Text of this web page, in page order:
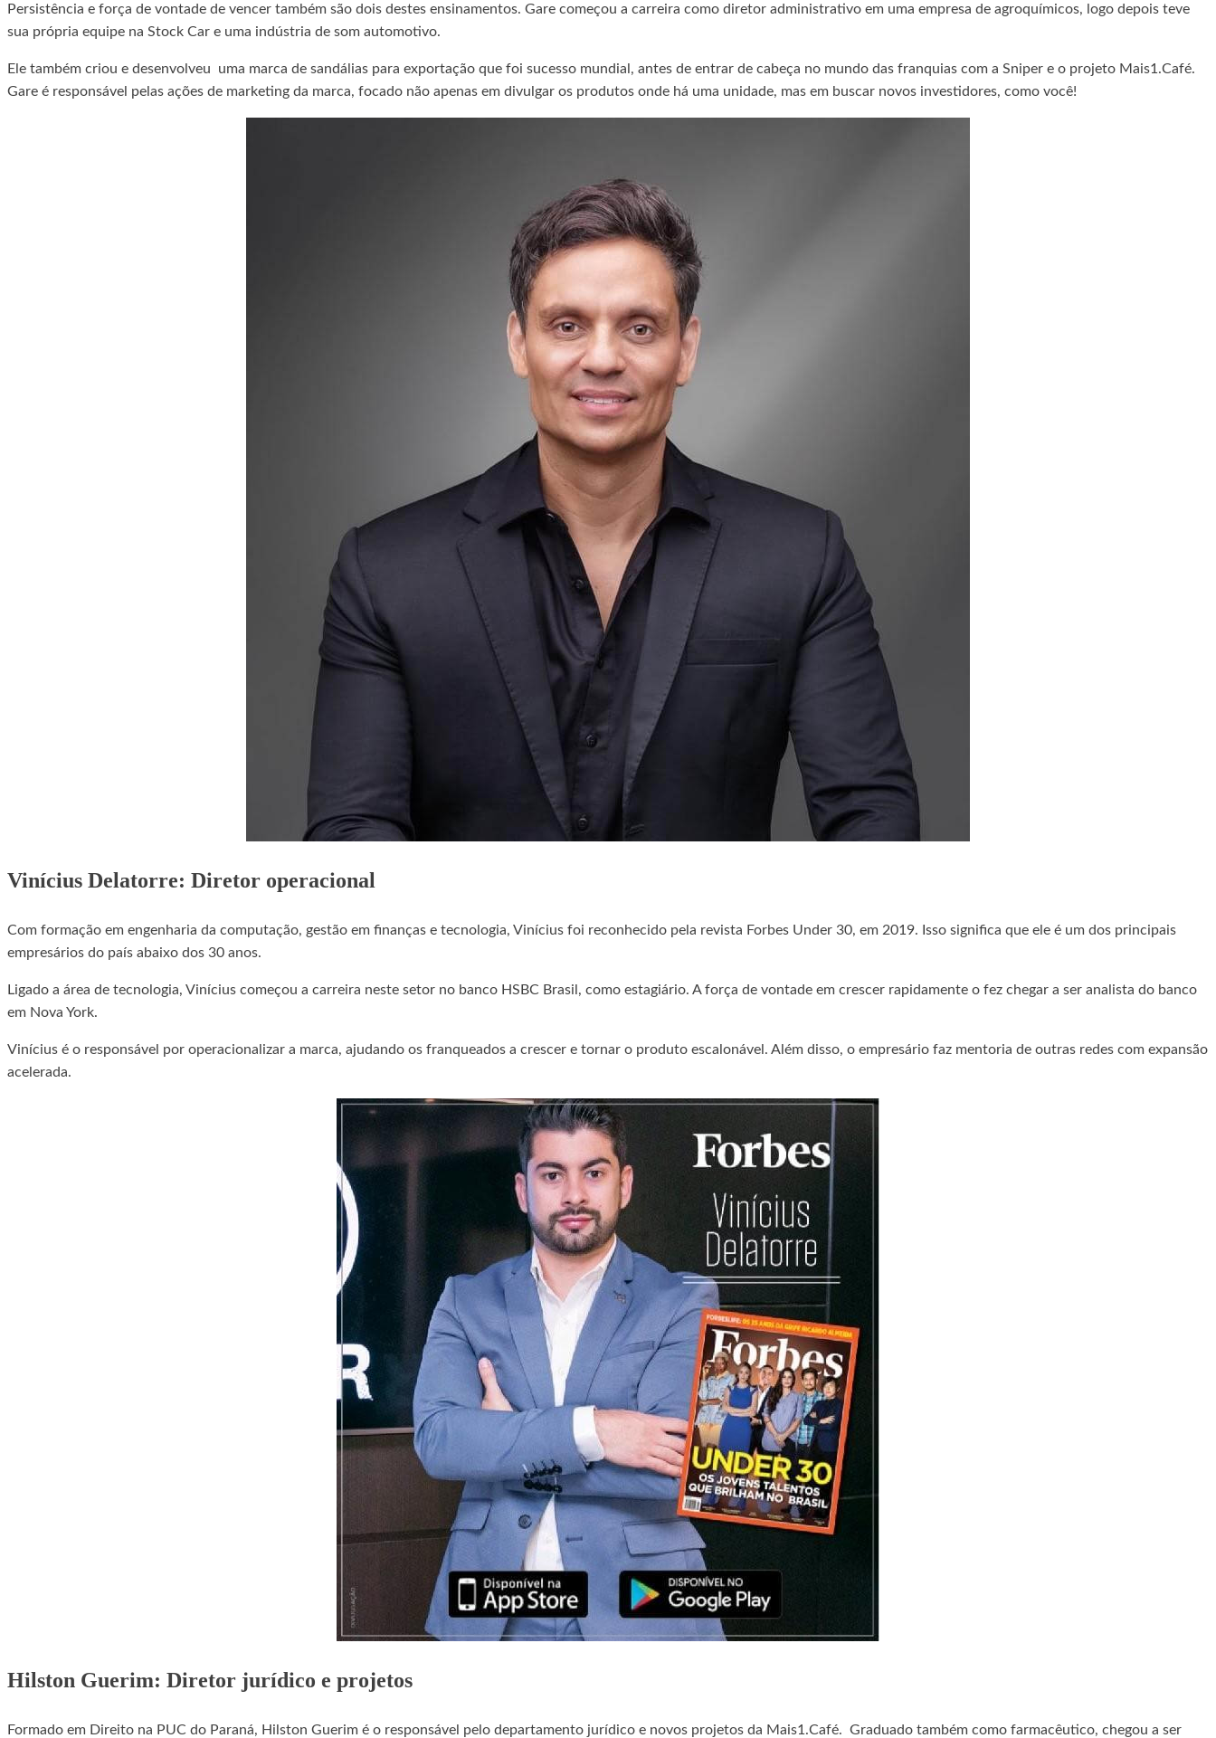
Persistência e força de vontade de vencer também são dois destes ensinamentos. Gare começou a carreira como diretor administrativo em uma empresa de agroquímicos, logo depois teve
sua própria equipe na Stock Car e uma indústria de som automotivo.
Ele também criou e desenvolveu uma marca de sandálias para exportação que foi sucesso mundial, antes de entrar de cabeça no mundo das franquias com a Sniper e o projeto Mais1.Café.
Gare é responsável pelas ações de marketing da marca, focado não apenas em divulgar os produtos onde há uma unidade, mas em buscar novos investidores, como você!
Vinícius Delatorre: Diretor operacional
Com formação em engenharia da computação, gestão em finanças e tecnologia, Vinícius foi reconhecido pela revista Forbes Under 30, em 2019. Isso significa que ele é um dos principais
empresários do país abaixo dos 30 anos.
Ligado a área de tecnologia, Vinícius começou a carreira neste setor no banco HSBC Brasil, como estagiário. A força de vontade em crescer rapidamente o fez chegar a ser analista do banco
em Nova York.
Vinícius é o responsável por operacionalizar a marca, ajudando os franqueados a crescer e tornar o produto escalonável. Além disso, o empresário faz mentoria de outras redes com expansão
acelerada.
Hilston Guerim: Diretor jurídico e projetos
Formado em Direito na PUC do Paraná, Hilston Guerim é o responsável pelo departamento jurídico e novos projetos da Mais1.Café. Graduado também como farmacêutico, chegou a ser